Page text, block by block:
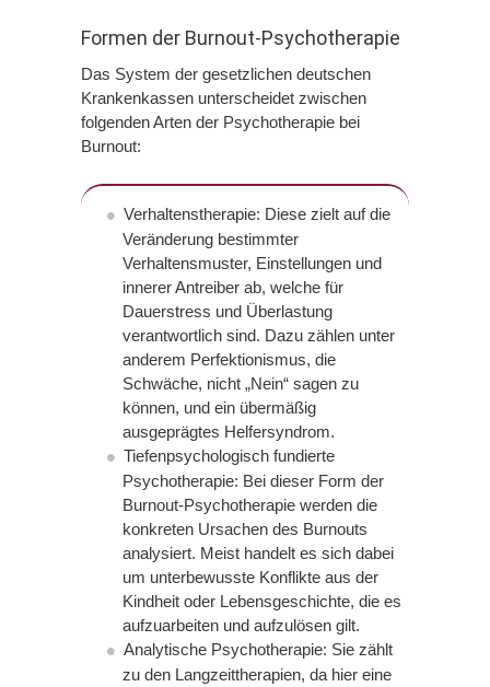
Formen der Burnout-Psychotherapie
Das System der gesetzlichen deutschen
Krankenkassen unterscheidet zwischen
folgenden Arten der Psychotherapie bei
Burnout:
Verhaltenstherapie: Diese zielt auf die
Veränderung bestimmter
Verhaltensmuster, Einstellungen und
innerer Antreiber ab, welche für
Dauerstress und Überlastung
verantwortlich sind. Dazu zählen unter
anderem Perfektionismus, die
Schwäche, nicht „Nein“ sagen zu
können, und ein übermäßig
ausgeprägtes Helfersyndrom.
Tiefenpsychologisch fundierte
Psychotherapie: Bei dieser Form der
Burnout-Psychotherapie werden die
konkreten Ursachen des Burnouts
analysiert. Meist handelt es sich dabei
um unterbewusste Konflikte aus der
Kindheit oder Lebensgeschichte, die es
aufzuarbeiten und aufzulösen gilt.
Analytische Psychotherapie: Sie zählt
zu den Langzeittherapien, da hier eine